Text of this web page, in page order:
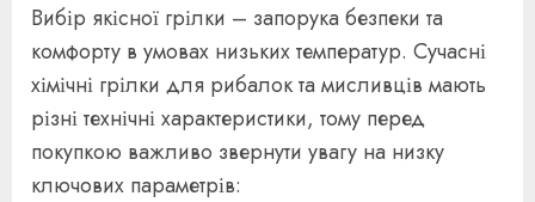
Вибір якісної грілки – запорука безпеки та
комфорту в умовах низьких температур. Сучасні
хімічні грілки для рибалок та мисливців мають
різні технічні характеристики, тому перед
покупкою важливо звернути увагу на низку
ключових параметрів: